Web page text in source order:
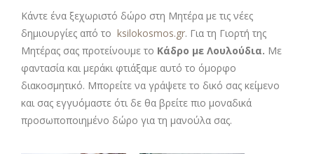
Κάντε ένα ξεχωριστό δώρο στη Μητέρα με τις νέες
δημιουργίες από το ksilokosmos.gr. Για τη Γιορτή της
Μητέρας σας προτείνουμε το Κάδρο με Λουλούδια. Με
φαντασία και μεράκι φτιάξαμε αυτό το όμορφο
διακοσμητικό. Μπορείτε να γράψετε το δικό σας κείμενο
και σας εγγυόμαστε ότι δε θα βρείτε πιο μοναδικά
προσωποποιημένο δώρο για τη μανούλα σας.